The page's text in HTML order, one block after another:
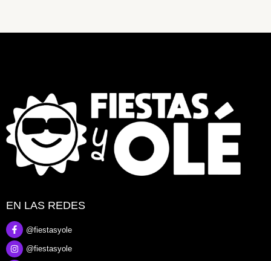
EN LAS REDES
@fiestasyole
@fiestasyole